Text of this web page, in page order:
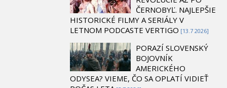
ČERNOBYĽ. NAJLEPŠIE
HISTORICKÉ FILMY A SERIÁLY V
LETNOM PODCASTE VERTIGO [13.7 2026]
PORAZÍ SLOVENSKÝ
BOJOVNÍK
AMERICKÉHO
ODYSEA? VIEME, ČO SA OPLATÍ VIDIEŤ